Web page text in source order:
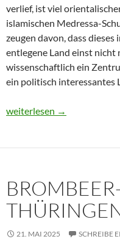
verlief, ist viel
islamischen Medressa-
zeugen davon, dass
entlegene Land einst nicht
wissenschaftlich ein
ein politisch interessantes
Usbekistan 2025:
weiterlesen →
21. MAI 2025 SCHREIBE